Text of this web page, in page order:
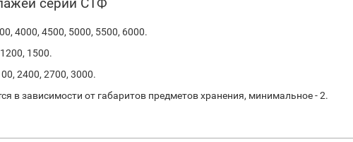
4000, 4500, 5000, 5500, 6000.
1500.
2400, 2700, 3000.
в зависимости от габаритов предметов хранения, минимальное - 2.